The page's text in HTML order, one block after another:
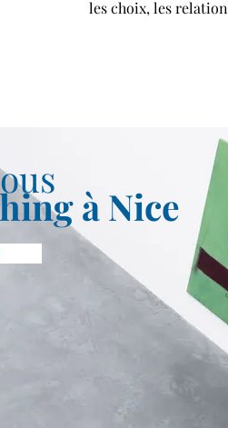
les choix, les
à Nice